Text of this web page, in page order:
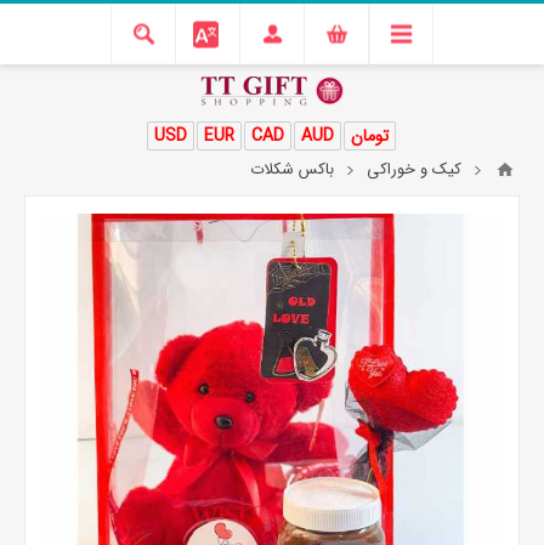
USD EUR CAD AUD تومان
کیک و خوراکی باکس شکلات